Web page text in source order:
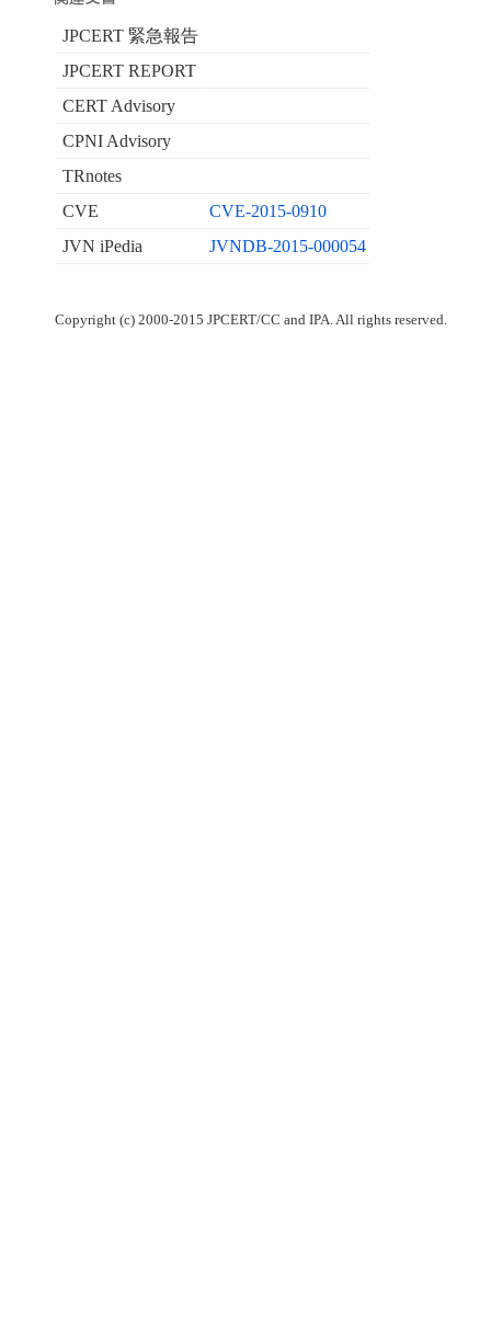
JPCERT 緊急報告
JPCERT REPORT
CERT Advisory
CPNI Advisory
TRnotes
CVE
CVE-2015-0910
JVN iPedia
JVNDB-2015-000054
Copyright (c) 2000-2015 JPCERT/CC and IPA. All rights reserved.